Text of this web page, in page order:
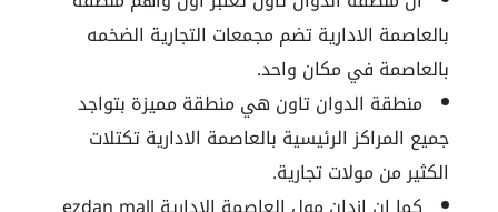
بالعاصمة الادارية تضم مجمعات التجارية الضخمه
بالعاصمة في مكان واحد.
منطقة الدوان تاون هي منطقة مميزة بتواجد
جميع المراكز الرئيسية بالعاصمة الادارية تكتلات
الكثير من مولات تجارية.